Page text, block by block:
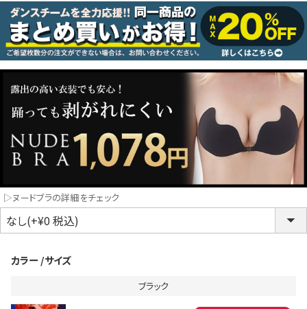
LINE連携でクーポンもらえる!!
同一商品まとめ買いキャンペーン
インスタ写真投稿キャンペーン！
コスプレ
クリスマス
ランジェ
▷ヌードブラの詳細をチェック
カラー サイズ
ブラック